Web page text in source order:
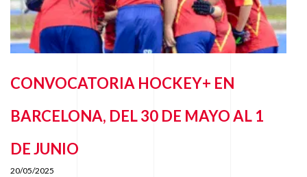
CONVOCATORIA HOCKEY+ EN
BARCELONA, DEL 30 DE MAYO AL 1
DE JUNIO
20/05/2025